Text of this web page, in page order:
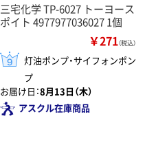
三宅化学 TP-6027 トーヨース
ポイト 4977977036027 1個
￥271（税込）
灯油ポンプ・サイフォンポン
プ
お届け日：8月13日（木）
アスクル在庫商品